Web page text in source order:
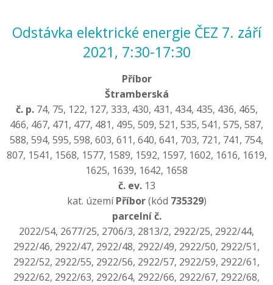
Odstávka elektrické energie ČEZ 7. září
2021, 7:30-17:30
Příbor
Štramberská
č. p.74, 75, 122, 127, 333, 430, 431, 434, 435, 436, 465,
466, 467, 471, 477, 481, 495, 509, 521, 535, 541, 575, 587,
588, 594, 595, 598, 603, 611, 640, 641, 703, 721, 741, 754,
807, 1541, 1568, 1577, 1589, 1592, 1597, 1602, 1616, 1619,
1625, 1639, 1642, 1658
č. ev.13
kat. území Příbor (kód 735329)
parcelní č.
2022/54, 2677/25, 2706/3, 2813/2, 2922/25, 2922/44,
2922/46, 2922/47, 2922/48, 2922/49, 2922/50, 2922/51,
2922/52, 2922/55, 2922/56, 2922/57, 2922/59, 2922/61,
2922/62, 2922/63, 2922/64, 2922/66, 2922/67, 2922/68,